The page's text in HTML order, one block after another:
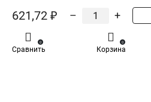
Общая оценка товара: 5
Iek - Специализированный
621,72 ₽ – +
Сравнить
0
Корзина
0